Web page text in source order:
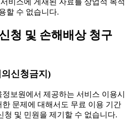
할 수 없습니다.
청 및 손해배상 청구
신청금지)
보원에서 제공하는 서비스 이용시
한 문제에 대해서도 무료 이용 기간
청 및 민원을 제기할 수 없습니다.